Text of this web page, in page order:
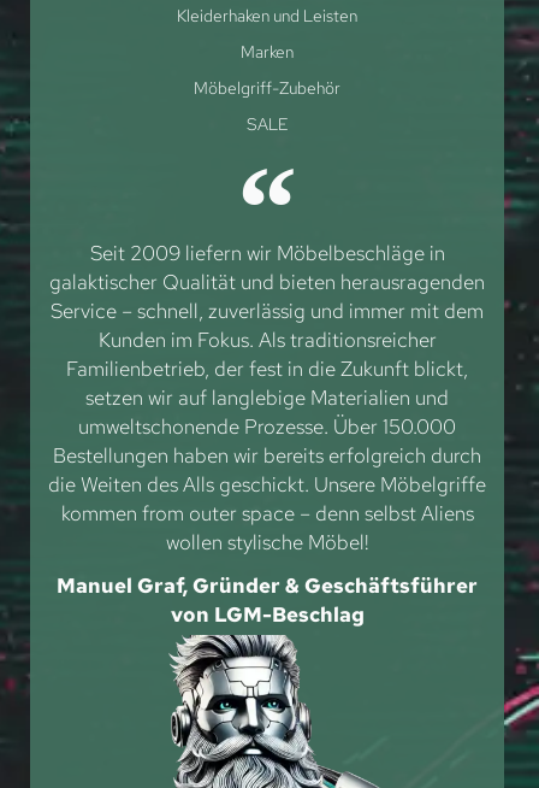
Kleiderhaken und Leisten
Marken
Möbelgriff-Zubehör
SALE
Seit 2009 liefern wir Möbelbeschläge in
galaktischer Qualität und bieten herausragenden
Service – schnell, zuverlässig und immer mit dem
Kunden im Fokus. Als traditionsreicher
Familienbetrieb, der fest in die Zukunft blickt,
setzen wir auf langlebige Materialien und
umweltschonende Prozesse. Über 150.000
Bestellungen haben wir bereits erfolgreich durch
die Weiten des Alls geschickt. Unsere Möbelgriffe
kommen from outer space – denn selbst Aliens
wollen stylische Möbel!
Manuel Graf, Gründer & Geschäftsführer
von LGM-Beschlag